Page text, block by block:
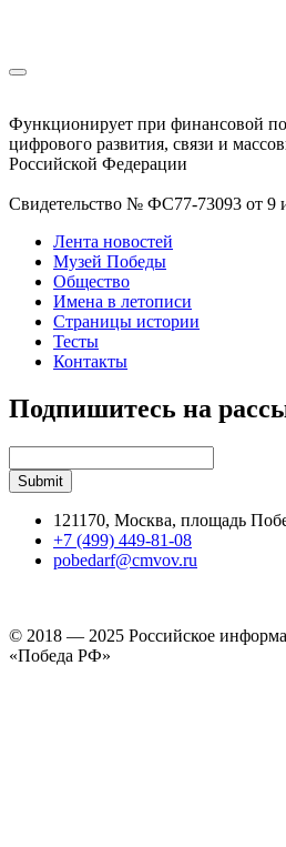
Функционирует при финансовой
цифрового развития, связи и
Российской Федерации
Свидетельство № ФС77-73093 от 9
Лента новостей
Музей Победы
Общество
Имена в летописи
Страницы истории
Тесты
Контакты
Подпишитесь на
121170, Москва, площадь
+7 (499) 449-81-08
pobedarf@cmvov.ru
© 2018 — 2025 Российское
«Победа РФ»